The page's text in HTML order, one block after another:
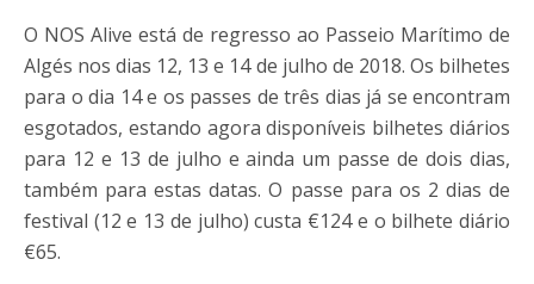
O NOS Alive está de regresso ao Passeio Marítimo de
Algés nos dias 12, 13 e 14 de julho de 2018. Os bilhetes
para o dia 14 e os passes de três dias já se encontram
esgotados, estando agora disponíveis bilhetes diários
para 12 e 13 de julho e ainda um passe de dois dias,
também para estas datas. O passe para os 2 dias de
festival (12 e 13 de julho) custa €124 e o bilhete diário
€65.